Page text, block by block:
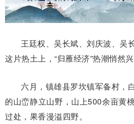
王廷权、吴长斌、刘庆波、
这片热土上，“归雁经济”热潮悄然兴
六月，镇雄县罗坎镇军备村，
的山峦静立山野，山上500余亩黄
过处，果香漫溢四野。